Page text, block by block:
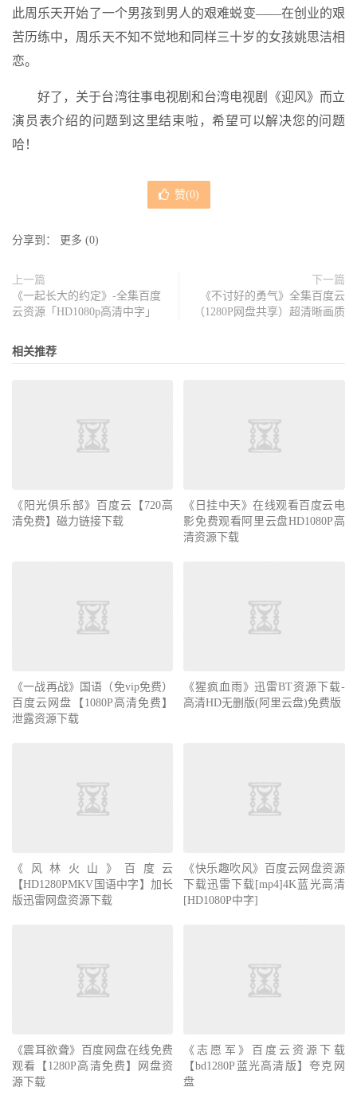
此周乐天开始了一个男孩到男人的艰难蜕变——在创业的艰
苦历练中，周乐天不知不觉地和同样三十岁的女孩姚思洁相
恋。
好了，关于台湾往事电视剧和台湾电视剧《迎风》而立
演员表介绍的问题到这里结束啦，希望可以解决您的问题
哈！
赞(0)
分享到： 更多 (0)
上一篇
《一起长大的约定》-全集百度
云资源「HD1080p高清中字」
下一篇
《不讨好的勇气》全集百度云
（1280P网盘共享）超清晰画质
相关推荐
《阳光俱乐部》百度云【720高
清免费】磁力链接下载
《日挂中天》在线观看百度云电
影免费观看阿里云盘HD1080P高
清资源下载
《一战再战》国语（免vip免费）
百度云网盘【1080P高清免费】
泄露资源下载
《猩疯血雨》迅雷BT资源下载-
高清HD无删版(阿里云盘)免费版
《风林火山》百度云
【HD1280PMKV国语中字】加长
版迅雷网盘资源下载
《快乐趣吹风》百度云网盘资源
下载迅雷下载[mp4]4K蓝光高清
[HD1080P中字]
《震耳欲聋》百度网盘在线免费
观看【1280P高清免费】网盘资
源下载
《志愿军》百度云资源下载
【bd1280P蓝光高清版】夸克网
盘